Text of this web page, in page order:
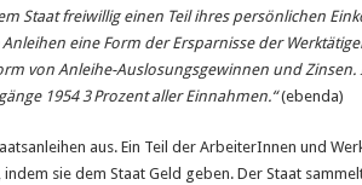
Staat freiwillig einen Teil ihres persönlichen
eine Form der Ersparnisse der
von Anleihe-Auslosungsgewinnen und Zinsen.
1954 3 Prozent aller Einnahmen.“(ebenda)
aus. Ein Teil der ArbeiterInnen und
sie dem Staat Geld geben. Der Staat